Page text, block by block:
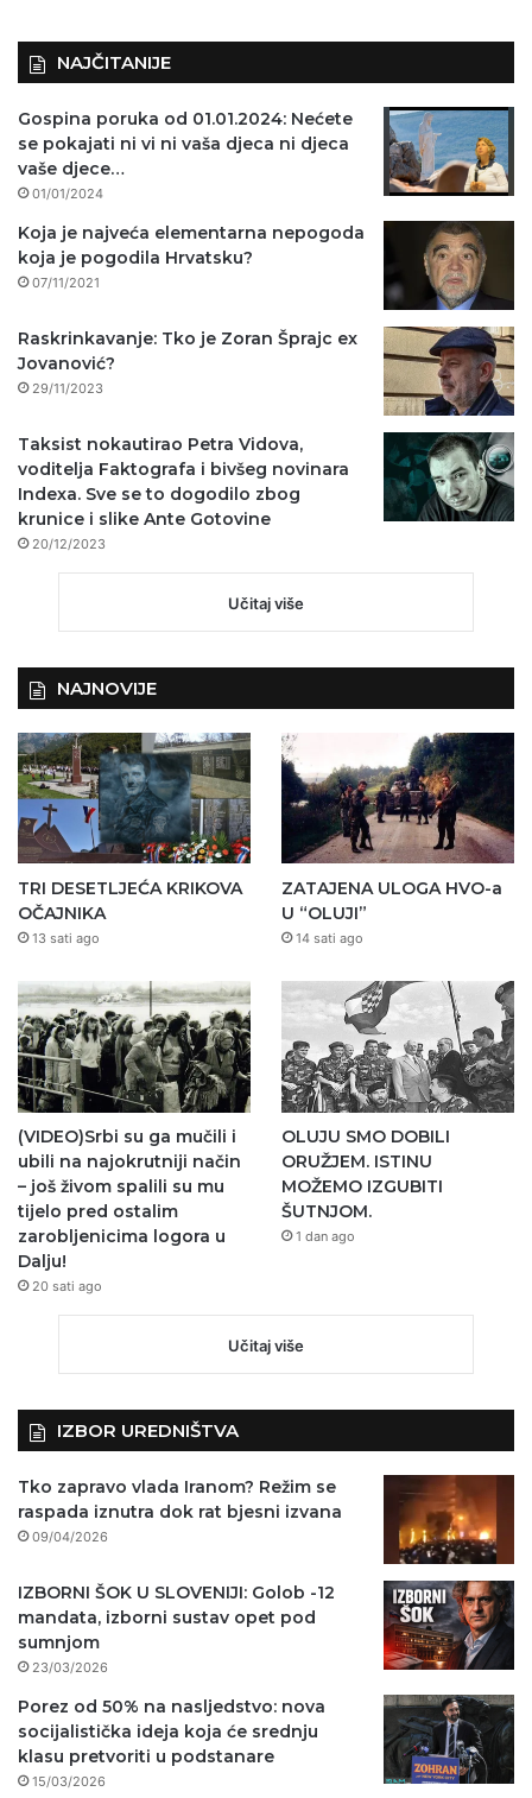
NAJČITANIJE
Gospina poruka od 01.01.2024: Nećete
se pokajati ni vi ni vaša djeca ni djeca
vaše djece…
01/01/2024
Koja je najveća elementarna nepogoda
koja je pogodila Hrvatsku?
07/11/2021
Raskrinkavanje: Tko je Zoran Šprajc ex
Jovanović?
29/11/2023
Taksist nokautirao Petra Vidova,
voditelja Faktografa i bivšeg novinara
Indexa. Sve se to dogodilo zbog
krunice i slike Ante Gotovine
20/12/2023
Učitaj više
NAJNOVIJE
TRI DESETLJEĆA KRIKOVA
OČAJNIKA
13 sati ago
ZATAJENA ULOGA HVO-a
U “OLUJI”
14 sati ago
(VIDEO)Srbi su ga mučili i
ubili na najokrutniji način
– još živom spalili su mu
tijelo pred ostalim
zarobljenicima logora u
Dalju!
20 sati ago
OLUJU SMO DOBILI
ORUŽJEM. ISTINU
MOŽEMO IZGUBITI
ŠUTNJOM.
1 dan ago
Učitaj više
IZBOR UREDNIŠTVA
Tko zapravo vlada Iranom? Režim se
raspada iznutra dok rat bjesni izvana
09/04/2026
IZBORNI ŠOK U SLOVENIJI: Golob -12
mandata, izborni sustav opet pod
sumnjom
23/03/2026
Porez od 50% na nasljedstvo: nova
socijalistička ideja koja će srednju
klasu pretvoriti u podstanare
15/03/2026